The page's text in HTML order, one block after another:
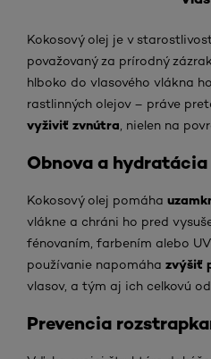
Kokosový olej je v
považovaný za prírodný
hlboko do vlasového vlákna
rastlinných olejov – práve
vyživiť zvnútra , nielen na
Obnova a
Kokosový olej pomáha
vlákne a chráni ho pred
fénovaním, farbením alebo
používanie napomáha zvýšiť
vlasov, a tým aj ich celkovú
Prevencia